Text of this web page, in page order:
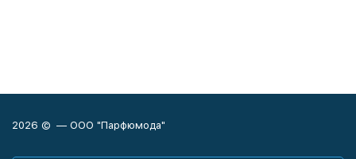
2026 © — ООО "Парфюмода"